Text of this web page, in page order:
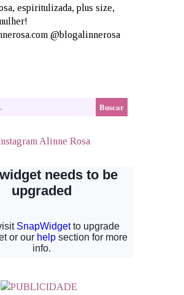
espiritulizada, plus size,
@blogalinnerosa